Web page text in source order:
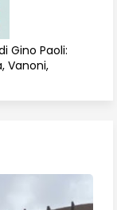
Gino Paoli:
Vanoni,